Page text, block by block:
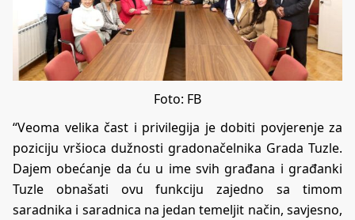
Foto: FB
“Veoma velika čast i privilegija je dobiti povjerenje za
poziciju vršioca dužnosti gradonačelnika Grada Tuzle.
Dajem obećanje da ću u ime svih građana i građanki
Tuzle obnašati ovu funkciju zajedno sa timom
saradnika i saradnica na jedan temeljit način, savjesno,